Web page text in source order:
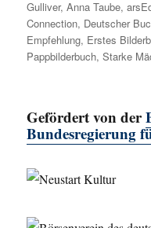
Gulliver,Anna Taube,
Connection, Deutscher
Empfehlung, Erstes
Pappbilderbuch,Starke
Gefördert von der
Bundesregierung